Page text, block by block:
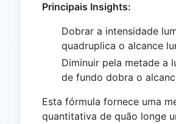
Principais Insights:
Dobrar a intensidade
quadruplica o alcance
Diminuir pela metade a
de fundo dobra o
Esta fórmula fornece uma
quantitativa de quão longe